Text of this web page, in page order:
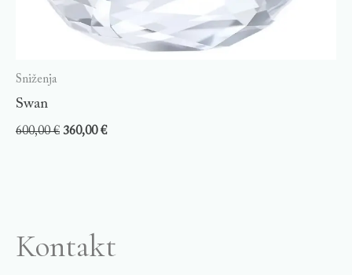
Sniženja
Swan
600,00€ 360,00€
Kontakt